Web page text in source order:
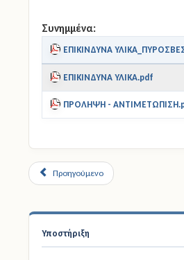
Υποστήριξη
Συνημμένα:
ΕΠΙΚΙΝΔΥΝΑ
ΕΠΙΚΙΝΔΥΝΑ ΥΛΙΚΑ.pdf
ΠΡΟΛΗΨΗ -
Προηγούμενο